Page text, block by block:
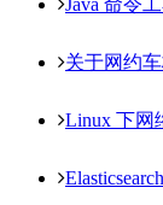
Java 命令
关于网约
Linux 下网